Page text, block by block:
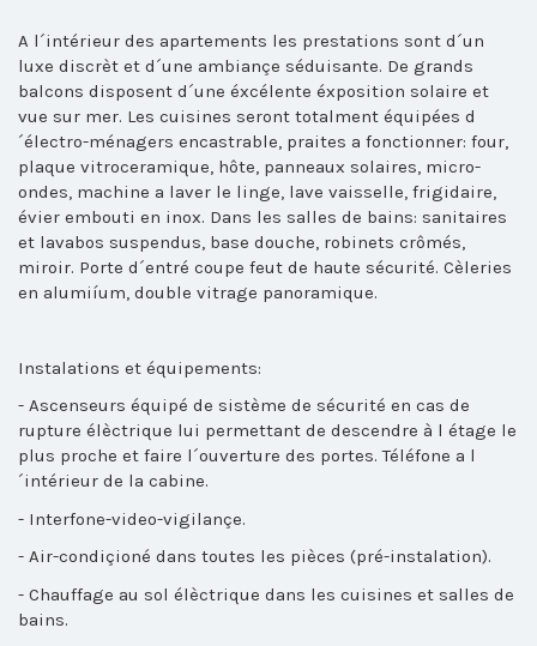
A l´intérieur des apartements les prestations sont d´un
luxe discrèt et d´une ambiançe séduisante. De grands
balcons disposent d´une éxcélente éxposition solaire et
vue sur mer. Les cuisines seront totalment équipées d
´électro-ménagers encastrable, praites a fonctionner: four,
plaque vitroceramique, hôte, panneaux solaires, micro-
ondes, machine a laver le linge, lave vaisselle, frigidaire,
évier embouti en inox. Dans les salles de bains: sanitaires
et lavabos suspendus, base douche, robinets crômés,
miroir. Porte d´entré coupe feut de haute sécurité. Cèleries
en alumiíum, double vitrage panoramique.
Instalations et équipements:
- Ascenseurs équipé de sistème de sécurité en cas de
rupture élèctrique lui permettant de descendre à l étage le
plus proche et faire l´ouverture des portes. Téléfone a l
´intérieur de la cabine.
- Interfone-video-vigilançe.
- Air-condiçioné dans toutes les pièces (pré-instalation).
- Chauffage au sol élèctrique dans les cuisines et salles de
bains.